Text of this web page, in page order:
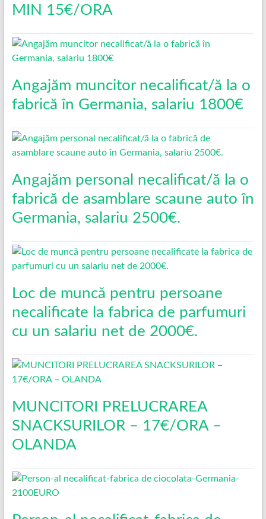
MIN 15€/ORA
Angajăm muncitor necalificat/ă la o
fabrică în Germania, salariu 1800€
Angajăm personal necalificat/ă la o
fabrică de asamblare scaune auto în
Germania, salariu 2500€.
Loc de muncǎ pentru persoane
necalificate la fabrica de parfumuri
cu un salariu net de 2000€.
MUNCITORI PRELUCRAREA
SNACKSURILOR – 17€/ORA –
OLANDA